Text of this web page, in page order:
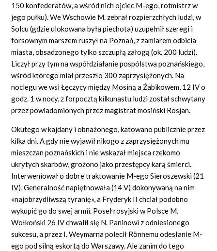
150 konfederatów, a wśród nich ojciec M-ego, rotmistrz w
jego pułku). We Wschowie M. zebrał rozpierzchłych ludzi, w
Solcu (gdzie ulokowana była piechota) uzupełnił szeregi i
forsownym marszem ruszył na Poznań, z zamiarem odbicia
miasta, obsadzonego tylko szczupłą załogą (ok. 200 ludzi).
Liczył przy tym na współdziałanie pospólstwa poznańskiego,
wśród którego miał przeszło 300 zaprzysiężonych. Na
noclegu we wsi Łęczycy między Mosiną a Żabikowem, 12 IV o
godz. 1 w nocy, z forpocztą kilkunastu ludzi został schwytany
przez powiadomionych przez magistrat mosiński Rosjan.
Okutego w kajdany i obnażonego, katowano publicznie przez
kilka dni. A gdy nie wyjawił nikogo z zaprzysiężonych mu
mieszczan poznańskich i nie wskazał miejsca rzekomo
ukrytych skarbów, grożono jako przestępcy karą śmierci.
Interweniował o dobre traktowanie M-ego Sieroszewski (21
IV), Generalność napiętnowała (14 V) dokonywaną na nim
«najobrzydliwszą tyranię», a Fryderyk II chciał podobno
wykupić go do swej armii. Poseł rosyjski w Polsce M.
Wołkoński 26 IV chwalił się N. Paninowi z odniesionego
sukcesu, a przez I. Weymarna polecił Rönnemu odesłanie M-
ego pod silną eskortą do Warszawy. Ale zanim do tego